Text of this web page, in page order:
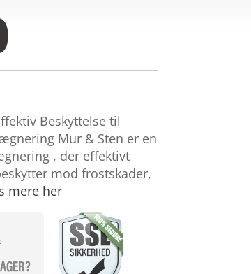
Beskyttelse til
Mur & Sten er en
, der effektivt
mod frostskader,
mere her